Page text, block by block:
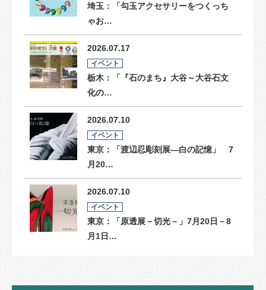
埼玉：「勾玉アクセサリーをつくっち
ゃお…
2026.07.17
イベント
栃木：「『石のまち』大谷～大谷石文
化の…
2026.07.10
イベント
東京：「渡辺忍彫刻展―白の記憶」 7
月20…
2026.07.10
イベント
東京：「原透展－切光－」7月20日－8
月1日…